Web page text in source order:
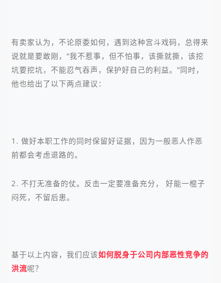
有卖家认为，不论原委如何，遇到这种宫斗戏码，总得来
说就是要敢刚，“我不惹事，但不怕事，该撕就撕，该挖
坑要挖坑，不能忍气吞声，保护好自己的利益。”同时，
他也给出了以下两点建议：
1. 做好本职工作的同时保留好证据，因为一般恶人作恶
前都会考虑退路的。
2. 不打无准备的仗。反击一定要准备充分， 好能一棍子
闷死，不留后患。
基于以上内容，我们应该如何脱身于公司内部恶性竞争的
洪流呢？